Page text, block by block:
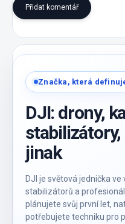
Přidat komentář
Značka, která
DJI: drony,
jinak
DJI je světová jednička
stabilizátorů a
plánujete svůj první let,
potřebujete techniku pro